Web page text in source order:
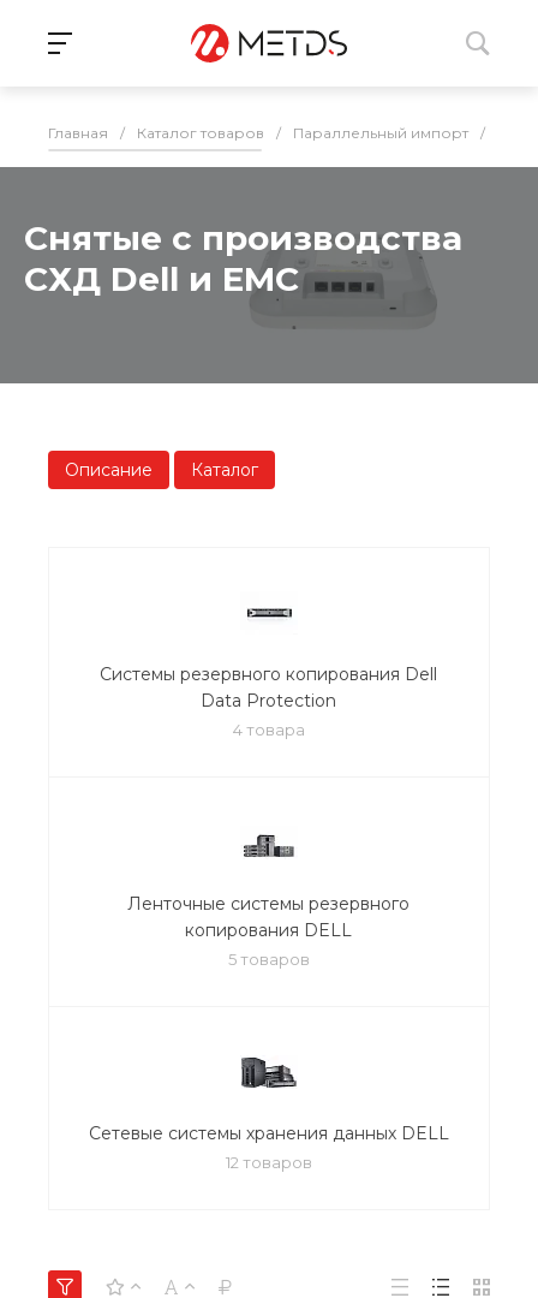
Главная / Каталог товаров / Параллельный импорт /
Снятые с производства
СХД Dell и EMC
Описание Каталог
Cистемы резервного копирования Dell
Data Protection
4 товара
Ленточные системы резервного
копирования DELL
5 товаров
Сетевые системы хранения данных DELL
12 товаров